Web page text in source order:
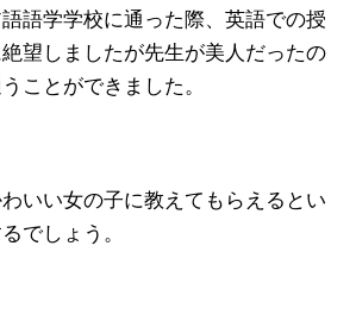
語学学校に通った際、英語での授
望しましたが先生が美人だったの
ことができました。
いい女の子に教えてもらえるとい
でしょう。